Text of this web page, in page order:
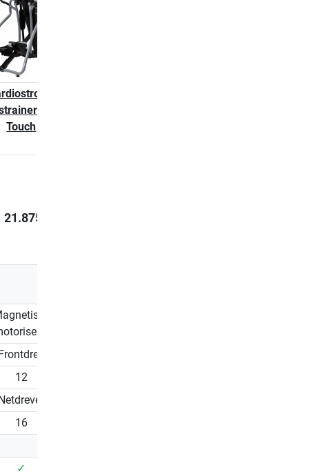
EX80
Touch
21.875,00 kr.
-
12
16
✓